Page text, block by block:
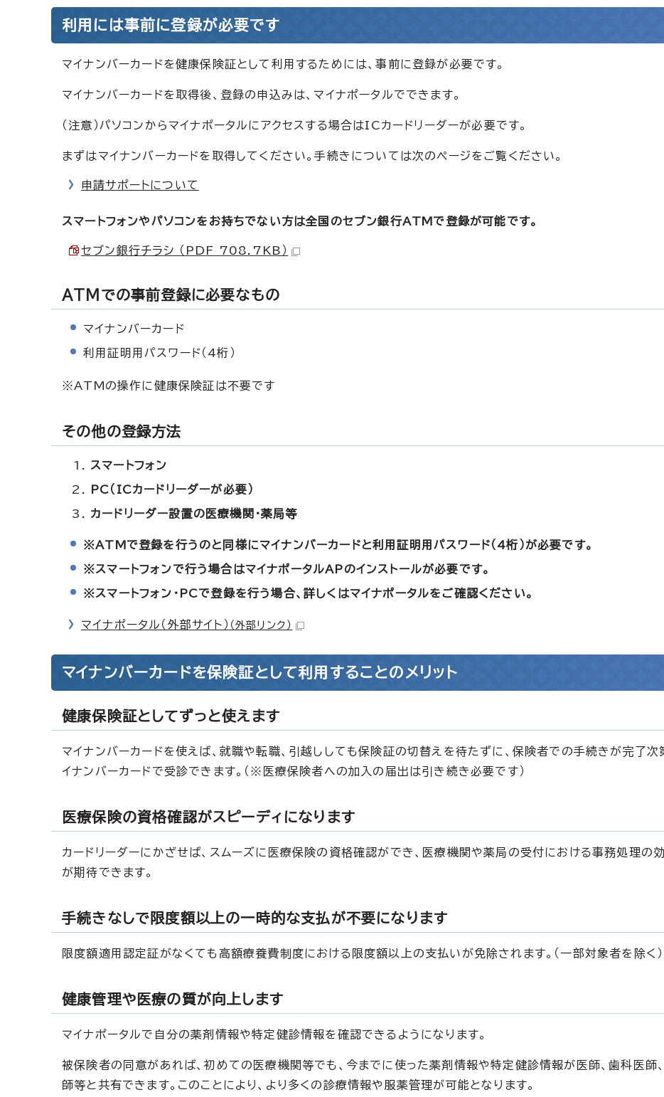
利用には事前に登録が必要です
マイナンバーカードを健康保険証として利用するためには、事前に登録が必要です。
マイナンバーカードを取得後、登録の申込みは、マイナポータルでできます。
（注意）パソコンからマイナポータルにアクセスする場合はICカードリーダーが必要です。
まずはマイナンバーカードを取得してください。手続きについては次のページをご覧ください。
申請サポートについて
スマートフォンやパソコンをお持ちでない方は全国のセブン銀行ATMで登録が可能です。
セブン銀行チラシ （PDF 708.7KB）
ATMでの事前登録に必要なもの
マイナンバーカード
利用証明用パスワード（4桁）
※ATMの操作に健康保険証は不要です
その他の登録方法
スマートフォン
PC（ICカードリーダーが必要）
カードリーダー設置の医療機関・薬局等
※ATMで登録を行うのと同様にマイナンバーカードと利用証明用パスワード（4桁）が必要です。
※スマートフォンで行う場合はマイナポータルAPのインストールが必要です。
※スマートフォン・PCで登録を行う場合、詳しくはマイナポータルをご確認ください。
マイナポータル（外部サイト） （外部リンク）
マイナンバーカードを保険証として利用することのメリット
健康保険証としてずっと使えます
マイナンバーカードを使えば、就職や転職、引越ししても保険証の切替えを待たずに、保険者での手続きが完了次
イナンバーカードで受診できます。（※医療保険者への加入の届出は引き続き必要です）
医療保険の資格確認がスピーディになります
カードリーダーにかざせば、スムーズに医療保険の資格確認ができ、医療機関や薬局の受付における事務処理の
が期待できます。
手続きなしで限度額以上の一時的な支払が不要になります
限度額適用認定証がなくても高額療養費制度における限度額以上の支払いが免除されます。（一部対象者を除く）
健康管理や医療の質が向上します
マイナポータルで自分の薬剤情報や特定健診情報を確認できるようになります。
被保険者の同意があれば、初めての医療機関等でも、今までに使った薬剤情報や特定健診情報が医師、歯科医師
師等と共有できます。このことにより、より多くの診療情報や服薬管理が可能となります。